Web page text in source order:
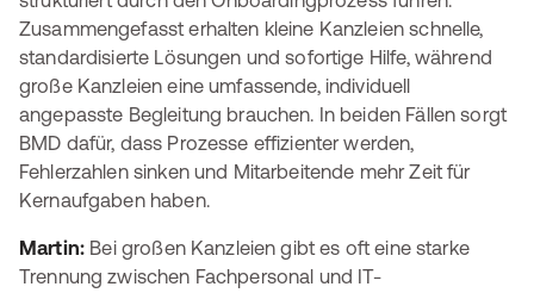
Zusammengefasst erhalten kleine Kanzleien schnelle,
standardisierte Lösungen und sofortige Hilfe, während
große Kanzleien eine umfassende, individuell
angepasste Begleitung brauchen. In beiden Fällen sorgt
BMD dafür, dass Prozesse effizienter werden,
Fehlerzahlen sinken und Mitarbeitende mehr Zeit für
Kernaufgaben haben.
Martin: Bei großen Kanzleien gibt es oft eine starke
Trennung zwischen Fachpersonal und IT-